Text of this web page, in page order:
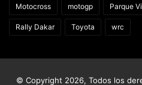
Motocross motogp Parque
Rally Dakar Toyota wrc
© Copyright 2026, Todos los